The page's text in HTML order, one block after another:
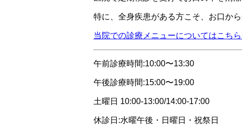
特に、全身疾患がある方こそ、お口か
当院での診療メニューについてはこちら
午前診療時間:10:00〜13:30
午後診療時間:15:00〜19:00
土曜日 10:00-13:00/14:00-17:00
休診日:水曜午後・日曜日・祝祭日